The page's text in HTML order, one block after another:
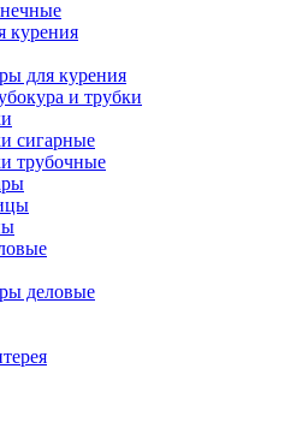
курения
для курения
и трубки
сигарные
трубочные
деловые